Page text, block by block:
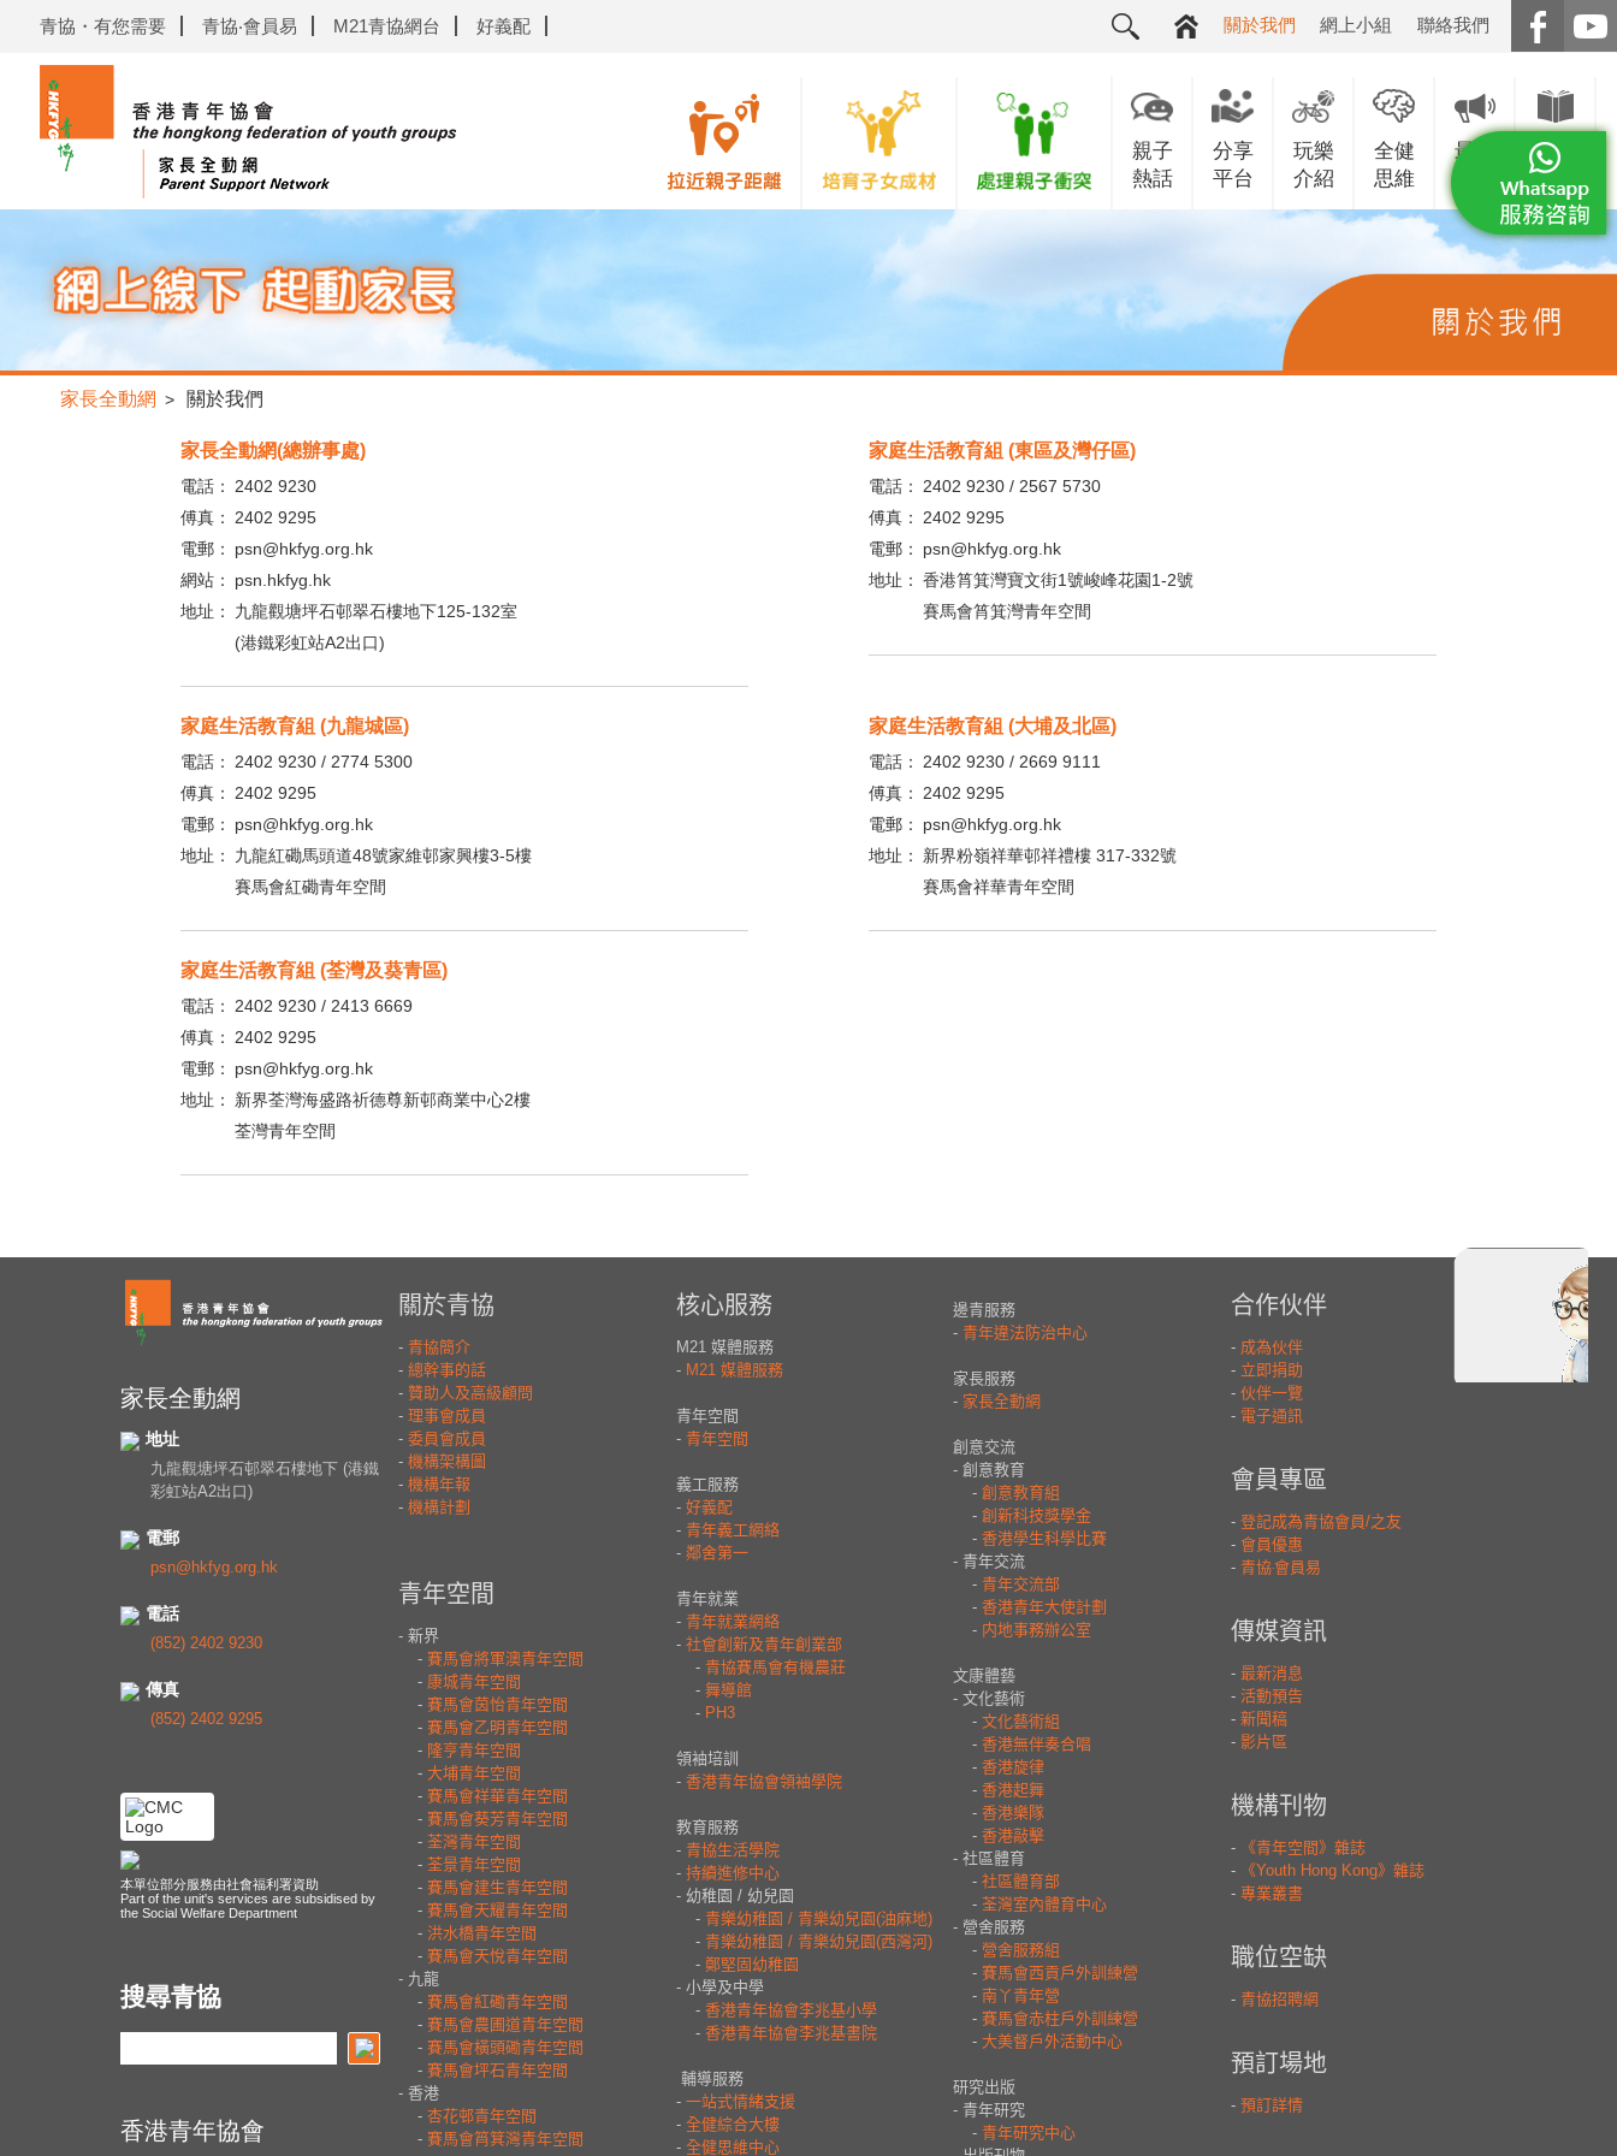
青協・有您需要 青協‧會員易 M21青協網台 好義配 關於我們 網上小組 聯絡我們
親子
熱話
分享
平台
玩樂
介紹
全健
思維
最新
增值
服務
家長全動網 > 關於我們
家長全動網(總辦事處)
電話： 2402 9230
傅真： 2402 9295
電郵：
psn@hkfyg.org.hk
網站：
psn.hkfyg.hk
地址：
九龍觀塘坪石邨翠石樓地下125-132室
(港鐵彩虹站A2出口)
家庭生活教育組 (東區及灣仔區)
電話： 2402 9230 / 2567 5730
傅真： 2402 9295
電郵：
psn@hkfyg.org.hk
地址： 香港筲箕灣寶文街1號峻峰花園1-2號
賽馬會筲箕灣青年空間
家庭生活教育組 (九龍城區)
電話： 2402 9230 / 2774 5300
傅真： 2402 9295
電郵：
psn@hkfyg.org.hk
地址：
九龍紅磡馬頭道48號家維邨家興樓3-5樓
賽馬會紅磡青年空間
家庭生活教育組 (大埔及北區)
電話： 2402 9230 / 2669 9111
傅真： 2402 9295
電郵：
psn@hkfyg.org.hk
地址：
新界粉嶺祥華邨祥禮樓 317-332號
賽馬會祥華青年空間
家庭生活教育組 (荃灣及葵青區)
電話： 2402 9230 / 2413 6669
傅真： 2402 9295
電郵：
psn@hkfyg.org.hk
地址：
新界荃灣海盛路祈德尊新邨商業中心2樓
荃灣青年空間
家長全動網
地址
九龍觀塘坪石邨翠石樓地下 (港鐵
彩虹站A2出口)
電郵
psn@hkfyg.org.hk
電話
(852) 2402 9230
傳真
(852) 2402 9295
本單位部分服務由社會福利署資助
Part of the unit's services are subsidised by
the Social Welfare Department
搜尋青協
香港青年協會